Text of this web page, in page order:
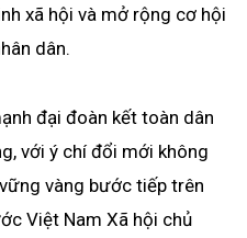
xã hội và mở rộng cơ hội
dân.
đại đoàn kết toàn dân
với ý chí đổi mới không
vàng bước tiếp trên
Việt Nam Xã hội chủ